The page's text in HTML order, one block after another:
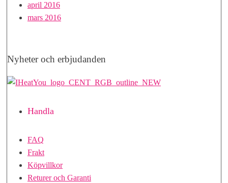
april 2016
mars 2016
Nyheter och erbjudanden
Handla
FAQ
Frakt
Köpvillkor
Returer och Garanti